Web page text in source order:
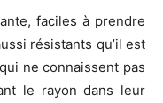
faciles à prendre
résistants qu’il est
ne connaissent pas
le rayon dans leur